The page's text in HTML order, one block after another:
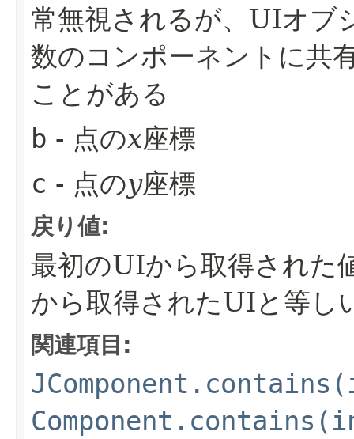
常無視されるが、UIオブ
数のコンポーネントに共
ことがある
b - 点のx座標
c - 点のy座標
戻り値:
最初のUIから取得された
から取得されたUIと等し
関連項目: